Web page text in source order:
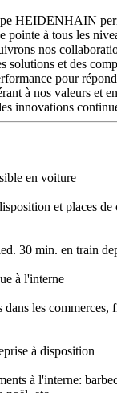
HEIDENHAIN
pointe à tous les
nos
solutions et des
pour
à nos valeurs et
innovations
en voiture
et places de
30 min. en train
à l'interne
les commerces,
à disposition
à l'interne: